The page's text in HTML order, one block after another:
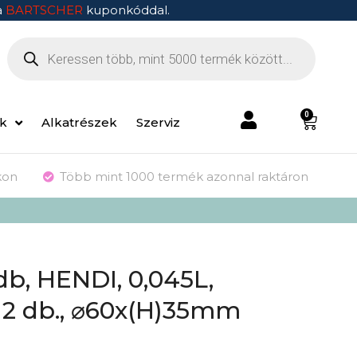
BARTSCHER kuponkóddal.
Alkatrészek Szerviz
0
Több mint 1000 termék azonnal raktáron
HENDI, 0,045L,
db., ⌀60x(H)35mm